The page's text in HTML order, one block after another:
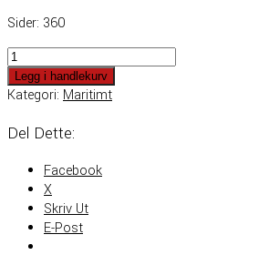
Sider: 360
Med
Bris
Mot
Horn
Legg i handlekurv
Kategori: Maritimt
Del Dette:
Facebook
X
Skriv Ut
E-Post